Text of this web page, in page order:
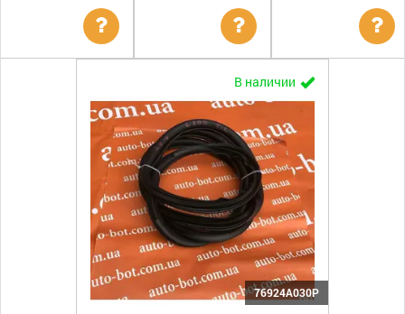
Уточнить
Уточнить
цену
В наличии
76924A030P